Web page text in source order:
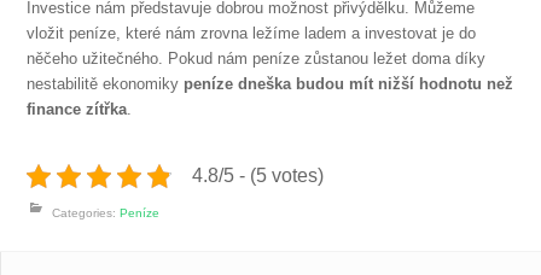
Investice nám představuje dobrou možnost přivýdělku. Můžeme
vložit peníze, které nám zrovna ležíme ladem a investovat je do
něčeho užitečného. Pokud nám peníze zůstanou ležet doma díky
nestabilitě ekonomiky peníze dneška budou mít nižší hodnotu než
finance zítřka.
4.8/5 - (5 votes)
Categories:Peníze